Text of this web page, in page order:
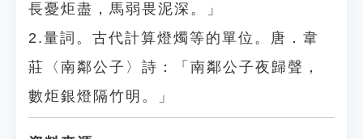
長憂炬盡，馬弱畏泥深。」
2.量詞。古代計算燈燭等的單位。唐．韋
莊〈南鄰公子〉詩：「南鄰公子夜歸聲，
數炬銀燈隔竹明。」